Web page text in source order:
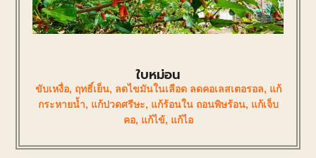
ใบหม่อน
ขับเหงื่อ, ฤทธิ์เย็น, ลดไขมันในเลือด ลดคอเลสเตอรอล, แก้
กระหายน้ำ, แก้ปวดศรีษะ, แก้ร้อนใน ถอนพิษร้อน, แก้เจ็บ
คอ, แก้ไข้, แก้ไอ